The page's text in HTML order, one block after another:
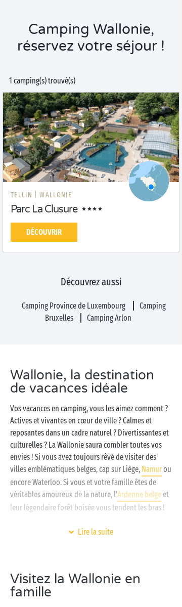
Camping Wallonie,
réservez votre séjour !
1 camping(s) trouvé(s)
TELLIN | WALLONIE
Parc La Clusure
DÉCOUVRIR
Découvrez aussi
Camping Province de Luxembourg
Camping
Bruxelles
Camping Arlon
Wallonie, la destination
de vacances idéale
Vos vacances en camping, vous les aimez comment ?
Actives et vivantes en cœur de ville ? Calmes et
reposantes dans un cadre naturel ? Divertissantes et
culturelles ? La Wallonie saura combler toutes vos
envies ! Si vous avez toujours rêvé de visiter des
villes emblématiques belges, cap sur Liège, Namurou
encore Waterloo. Si vous et votre famille êtes de
véritables amoureux de la nature, l'Ardenne belge et
leur légendaire forêt boisée vous tendent les bras !
De retour au camping, l’aventure n’est pas terminée :
les parents… Le soir venu, tout le monde se retrouve
dans unmobil-home tout confort
Lire la suite
Visitez la Wallonie en
famille